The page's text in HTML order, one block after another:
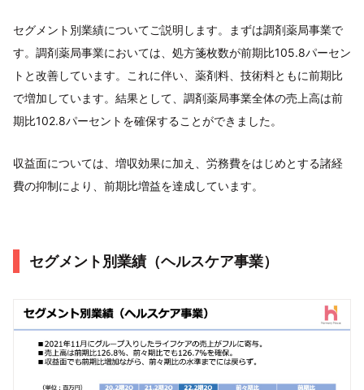
セグメント別業績についてご説明します。まずは調剤薬局事業で
す。調剤薬局事業においては、処方箋枚数が前期比105.8パーセン
トと改善しています。これに伴い、薬剤料、技術料ともに前期比
で増加しています。結果として、調剤薬局事業全体の売上高は前
期比102.8パーセントを確保することができました。
収益面については、増収効果に加え、労務費をはじめとする諸経
費の抑制により、前期比増益を達成しています。
セグメント別業績（ヘルスケア事業）